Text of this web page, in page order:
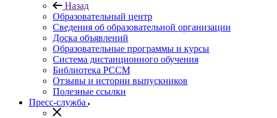
Назад
Образовательный центр
Сведения об образовательной организации
Доска объявлений
Образовательные программы и курсы
Система дистанционного обучения
Библиотека РССМ
Отзывы и истории выпускников
Полезные ссылки
Пресс-служба